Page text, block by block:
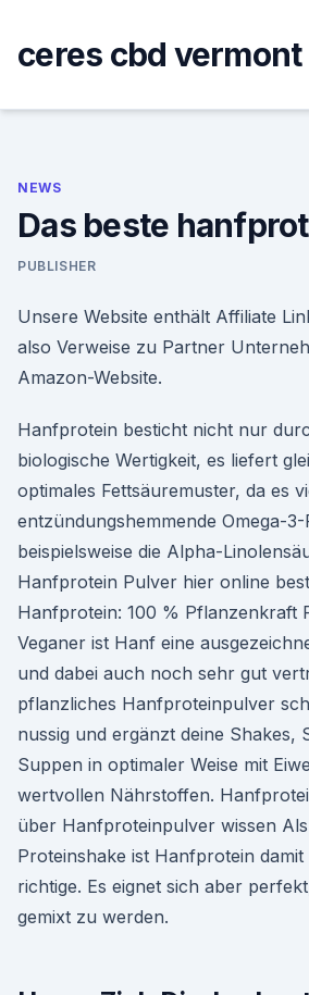
content
ceres cbd vermont
NEWS
Das beste
PUBLISHER
Unsere Website enthält Affiliate
also Verweise zu Partner
Amazon-Website.
Hanfprotein besticht nicht nur
biologische Wertigkeit, es liefert
optimales Fettsäuremuster, da es
entzündungshemmende Omega-
beispielsweise die Alpha-
Hanfprotein Pulver hier online
Hanfprotein: 100 % Pflanzenkraft
Veganer ist Hanf eine
und dabei auch noch sehr gut
pflanzliches Hanfproteinpulver
nussig und ergänzt deine Shakes,
Suppen in optimaler Weise mit
wertvollen Nährstoffen.
über Hanfproteinpulver wissen
Proteinshake ist Hanfprotein
richtige. Es eignet sich aber
gemixt zu werden.